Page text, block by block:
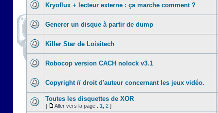
Kryoflux + lecteur externe : ça marche comment ?
Generer un disque à partir de dump
Killer Star de Loisitech
Robocop version CACH nolock v3.1
Copyright // droit d'auteur concernant les jeux vidéo.
Toutes les disquettes de XOR
[ Aller vers la page : 1 2 ]